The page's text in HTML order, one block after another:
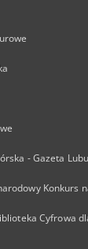
- Gazeta
Konkurs
Cyfrowa